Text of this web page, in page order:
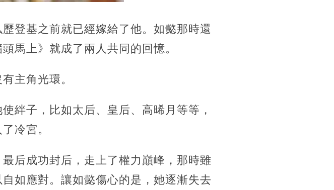
登基之前就已經嫁給了他。如懿那時還
馬上》就成了兩人共同的回憶。
主角光環。
絆子，比如太后、皇后、高晞月等等，
冷宮。
后成功封后，走上了權力巔峰，那時雖
如應對。讓如懿傷心的是，她逐漸失去